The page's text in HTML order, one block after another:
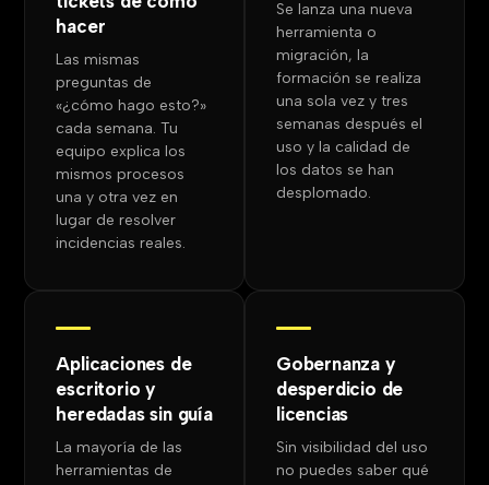
hacer
Las mismas
preguntas de
«¿cómo hago esto?»
cada semana. Tu
equipo explica los
mismos procesos
una y otra vez en
lugar de resolver
incidencias reales.
Se lanza una nueva
herramienta o
migración, la
formación se realiza
una sola vez y tres
semanas después el
uso y la calidad de
los datos se han
desplomado.
Aplicaciones de
escritorio y
heredadas sin guía
La mayoría de las
herramientas de
Gobernanza y
desperdicio de
licencias
Sin visibilidad del uso
no puedes saber qué